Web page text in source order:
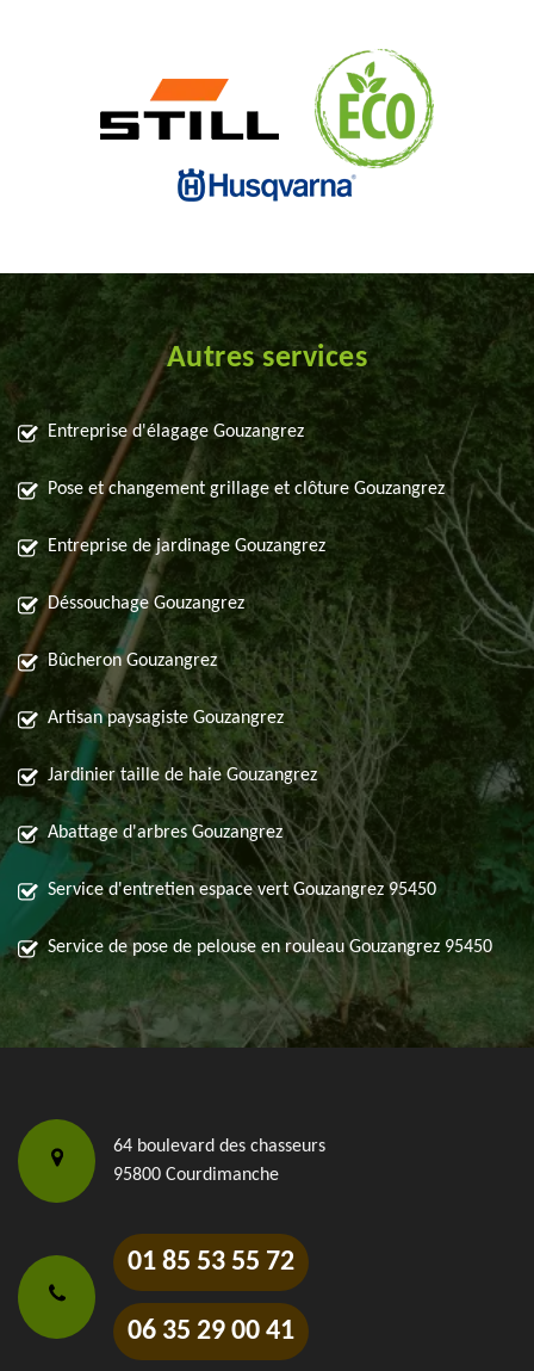
Autres services
Entreprise d'élagage Gouzangrez
Pose et changement grillage et clôture Gouzangrez
Entreprise de jardinage Gouzangrez
Déssouchage Gouzangrez
Bûcheron Gouzangrez
Artisan paysagiste Gouzangrez
Jardinier taille de haie Gouzangrez
Abattage d'arbres Gouzangrez
Service d'entretien espace vert Gouzangrez 95450
Service de pose de pelouse en rouleau Gouzangrez 95450
64 boulevard des chasseurs
95800 Courdimanche
01 85 53 55 72
06 35 29 00 41